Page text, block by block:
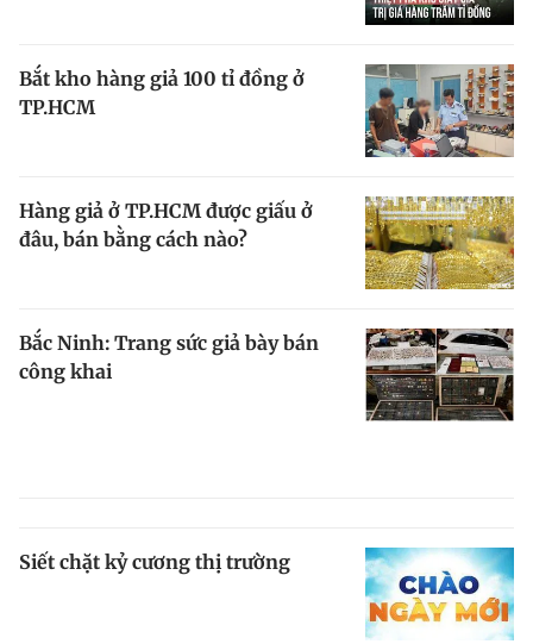
Chính sách bảo
Tổng biên tập: Nguyễn Ngọc Toàn
Phó tổng biên tập thường trực: Hải Thành
Phó tổng biên tập: Lâm Hiếu Dũng
Giấy phép xuất bản số 110/GP - BTTTT cấp ngày 24.3.2020
© 2003-2026 Bản quyền thuộc về Báo Thanh Niên. Cấm sao chép
dưới mọi hình thức nếu không có sự chấp thuận bằng văn bản.
Phát triển bởi ePi Technologies, JSC.
Bắt kho hàng giả 100 tỉ đồng ở
TP.HCM
Hàng giả ở TP.HCM được giấu ở
đâu, bán bằng cách nào?
Bắc Ninh: Trang sức giả bày bán
công khai
Siết chặt kỷ cương thị trường